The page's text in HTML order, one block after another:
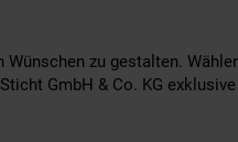
zu gestalten.
GmbH & Co. KG